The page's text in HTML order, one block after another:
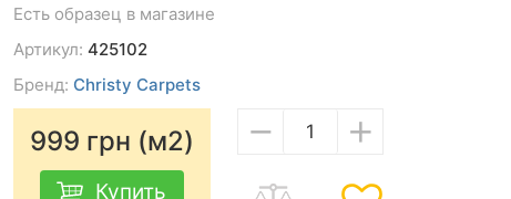
Есть образец в магазине
Артикул: 425102
Бренд: Christy Carpets
999 грн (м2)
Купить
− +